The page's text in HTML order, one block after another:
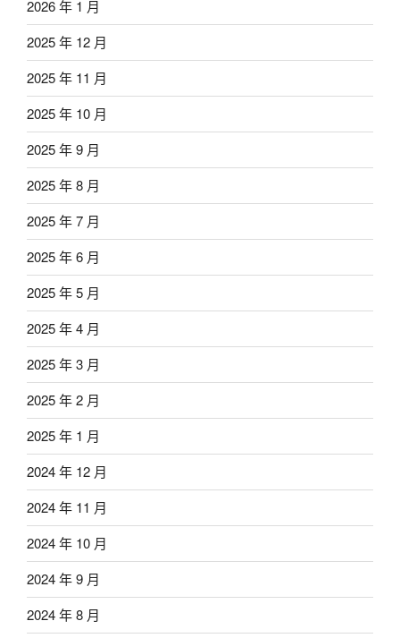
2026 年 1 月
2025 年 12 月
2025 年 11 月
2025 年 10 月
2025 年 9 月
2025 年 8 月
2025 年 7 月
2025 年 6 月
2025 年 5 月
2025 年 4 月
2025 年 3 月
2025 年 2 月
2025 年 1 月
2024 年 12 月
2024 年 11 月
2024 年 10 月
2024 年 9 月
2024 年 8 月